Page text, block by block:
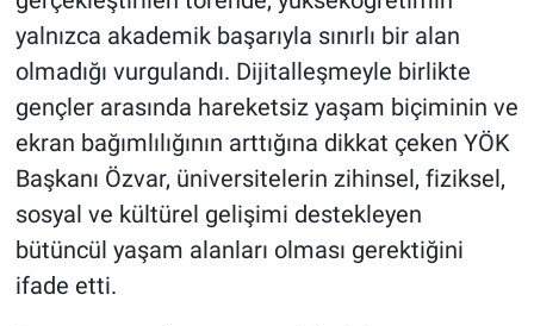
yalnızca akademik başarıyla sınırlı bir alan
olmadığı vurgulandı. Dijitalleşmeyle birlikte
gençler arasında hareketsiz yaşam biçiminin ve
ekran bağımlılığının arttığına dikkat çeken YÖK
Başkanı Özvar, üniversitelerin zihinsel, fiziksel,
sosyal ve kültürel gelişimi destekleyen
bütüncül yaşam alanları olması gerektiğini
ifade etti.